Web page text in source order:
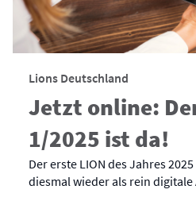
Lions Deutschland
Jetzt online:
1/2025 ist da!
Der erste LION des Jahres
diesmal wieder als rein digitale